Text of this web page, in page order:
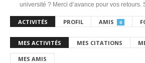
université ? Merci d’avance pour vos retours.
ACTIVITÉS PROFIL AMIS 0
MES ACTIVITÉS MES CITATIONS
MES AMIS